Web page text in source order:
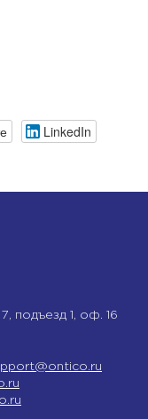
LinkedIn
подъезд 1, оф. 16